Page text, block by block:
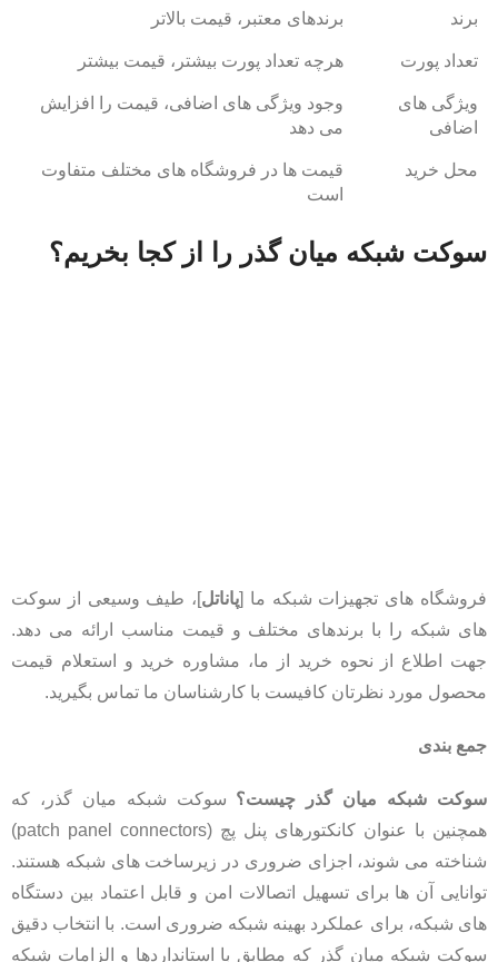
برند برندهای معتبر، قیمت بالاتر
تعداد پورت هرچه تعداد پورت بیشتر، قیمت بیشتر
ویژگی ‌های
اضافی
وجود ویژگی ‌های اضافی، قیمت را افزایش
می ‌دهد
محل خرید
قیمت ‌ها در فروشگاه‌ های مختلف متفاوت
است
سوکت شبکه میان‌ گذر را از کجا بخریم؟
فروشگاه ‌های تجهیزات شبکه ما [پاناتل]، طیف وسیعی از سوکت
‌های شبکه را با برندهای مختلف و قیمت مناسب ارائه می ‌دهد.
جهت اطلاع از نحوه خرید از ما، مشاوره خرید و استعلام قیمت
محصول مورد نظرتان کافیست با کارشناسان ما تماس بگیرید.
جمع بندی
سوکت شبکه میان‌ گذر چیست؟ سوکت شبکه میان‌ گذر، که
همچنین با عنوان کانکتورهای پنل پچ (patch panel connectors)
شناخته می ‌شوند، اجزای ضروری در زیرساخت‌ های شبکه هستند.
توانایی آن‌ ها برای تسهیل اتصالات امن و قابل اعتماد بین دستگاه
‌های شبکه، برای عملکرد بهینه شبکه ضروری است. با انتخاب دقیق
سوکت شبکه میان ‌گذر که مطابق با استانداردها و الزامات شبکه